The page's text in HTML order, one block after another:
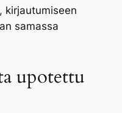
kirjautumiseen
samassa
upotettu